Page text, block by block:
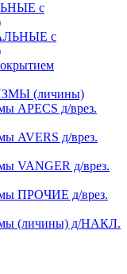
с
с
(личины)
APECS д/врез.
AVERS д/врез.
VANGER д/врез.
ПРОЧИЕ д/врез.
(личины) д/НАКЛ.